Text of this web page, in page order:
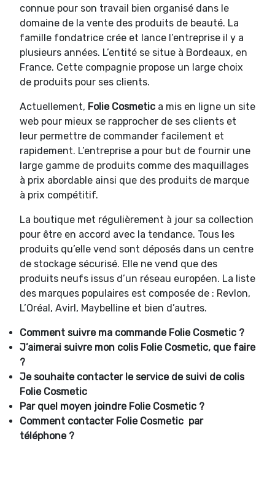
connue pour son travail bien organisé dans le
domaine de la vente des produits de beauté. La
famille fondatrice crée et lance l’entreprise il y a
plusieurs années. L’entité se situe à Bordeaux, en
France. Cette compagnie propose un large choix
de produits pour ses clients.
Actuellement, Folie Cosmetic a mis en ligne un site
web pour mieux se rapprocher de ses clients et
leur permettre de commander facilement et
rapidement. L’entreprise a pour but de fournir une
large gamme de produits comme des maquillages
à prix abordable ainsi que des produits de marque
à prix compétitif.
La boutique met régulièrement à jour sa collection
pour être en accord avec la tendance. Tous les
produits qu’elle vend sont déposés dans un centre
de stockage sécurisé. Elle ne vend que des
produits neufs issus d’un réseau européen. La liste
des marques populaires est composée de : Revlon,
L’Oréal, Avirl, Maybelline et bien d’autres.
Comment suivre ma commande Folie Cosmetic ?
J’aimerai suivre mon colis Folie Cosmetic, que faire
?
Je souhaite contacter le service de suivi de colis
Folie Cosmetic
Par quel moyen joindre Folie Cosmetic ?
Comment contacter Folie Cosmetic par
téléphone ?